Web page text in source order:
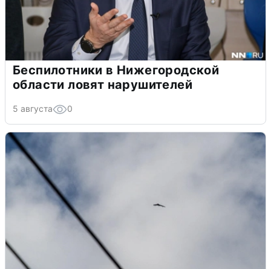
Беспилотники в Нижегородской
области ловят нарушителей
5 августа 0